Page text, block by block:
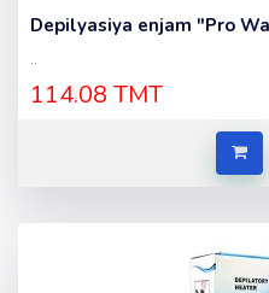
Depilyasiya enjam "Pro
..
114.08 TMT